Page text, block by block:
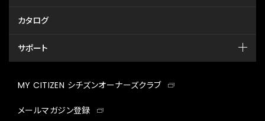
カタログ
サポート
MY CITIZEN シチズンオーナーズクラブ
メールマガジン登録